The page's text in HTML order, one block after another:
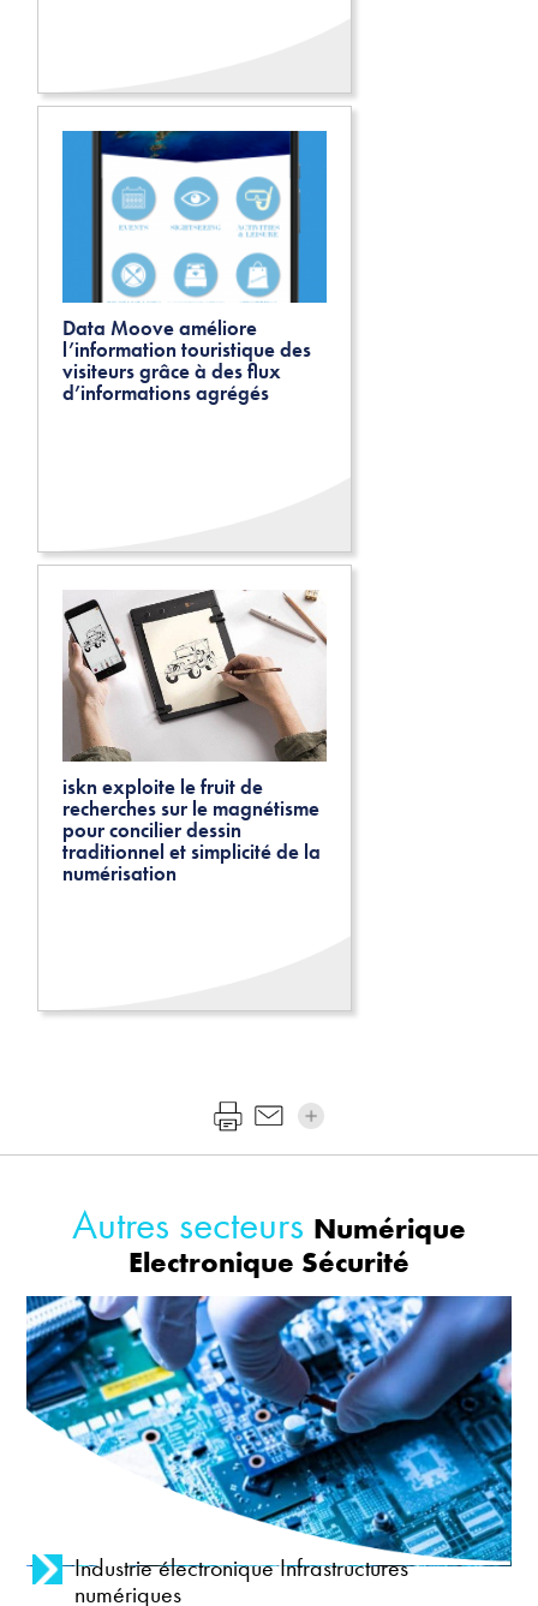
Data Moove améliore
l’information touristique des
visiteurs grâce à des flux
d’informations agrégés
iskn exploite le fruit de
recherches sur le magnétisme
pour concilier dessin
traditionnel et simplicité de la
numérisation
Autres secteurs Numérique
Electronique Sécurité
Industrie électronique Infrastructures
numériques